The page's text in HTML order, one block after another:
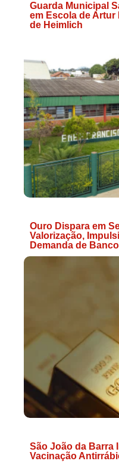
Guarda Municipal
em Escola de
de Heimlich
Ouro Dispara em
Valorização,
Demanda de
São João da Barra
Vacinação